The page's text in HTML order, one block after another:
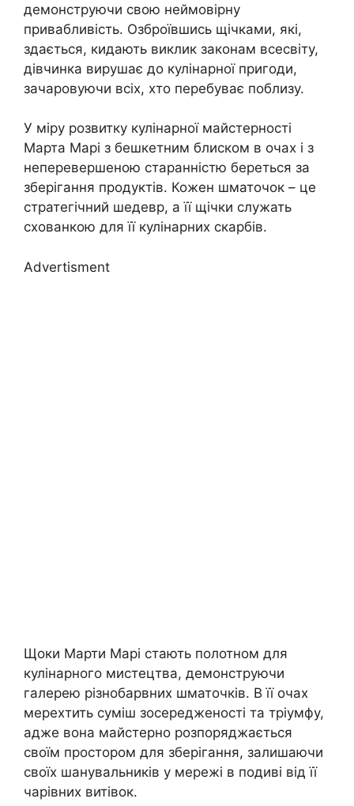
демонструючи свою неймовірну
привабливість. Озброївшись щічками, які,
здається, кидають виклик законам всесвіту,
дівчинка вирушає до кулінарної пригоди,
зачаровуючи всіх, хто перебуває поблизу.
У міру розвитку кулінарної майстерності
Марта Марі з бешкетним блиском в очах і з
неперевершеною старанністю береться за
зберігання продуктів. Кожен шматочок – це
стратегічний шедевр, а її щічки служать
схованкою для її кулінарних скарбів.
Advertisment
Щоки Марти Марі стають полотном для
кулінарного мистецтва, демонструючи
галерею різнобарвних шматочків. В її очах
мерехтить суміш зосередженості та тріумфу,
адже вона майстерно розпоряджається
своїм простором для зберігання, залишаючи
своїх шанувальників у мережі в подиві від її
чарівних витівок.